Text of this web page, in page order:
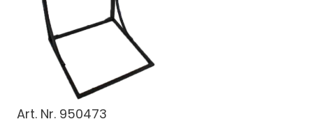
Art. Nr. 950473